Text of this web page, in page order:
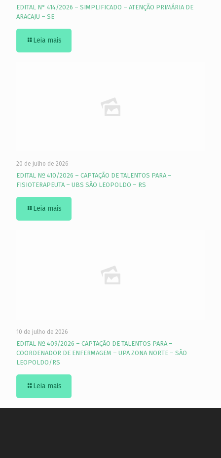
EDITAL N° 414/2026 – SIMPLIFICADO – ATENÇÃO PRIMÁRIA DE
ARACAJU – SE
Leia mais
20 de julho de 2026
EDITAL Nº 410/2026 – CAPTAÇÃO DE TALENTOS PARA –
FISIOTERAPEUTA – UBS SÃO LEOPOLDO – RS
Leia mais
10 de julho de 2026
EDITAL Nº 409/2026 – CAPTAÇÃO DE TALENTOS PARA –
COORDENADOR DE ENFERMAGEM – UPA ZONA NORTE – SÃO
LEOPOLDO/RS
Leia mais